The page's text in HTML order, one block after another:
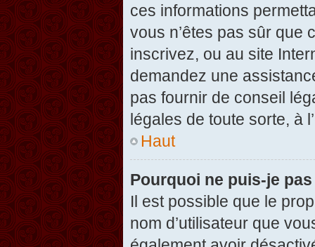
ces informations
vous n’êtes pas sûr que
inscrivez, ou au site
demandez une
pas fournir de conseil
légales de toute sorte, à
Haut
Pourquoi ne puis-je
Il est possible que le
nom d’utilisateur que